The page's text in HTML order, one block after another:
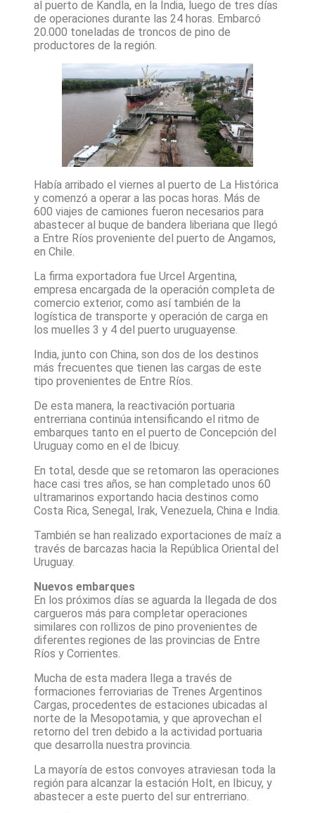
al puerto de Kandla, en la India, luego de tres días
de operaciones durante las 24 horas. Embarcó
20.000 toneladas de troncos de pino de
productores de la región.
Había arribado el viernes al puerto de La Histórica
y comenzó a operar a las pocas horas. Más de
600 viajes de camiones fueron necesarios para
abastecer al buque de bandera liberiana que llegó
a Entre Ríos proveniente del puerto de Angamos,
en Chile.
La firma exportadora fue Urcel Argentina,
empresa encargada de la operación completa de
comercio exterior, como así también de la
logística de transporte y operación de carga en
los muelles 3 y 4 del puerto uruguayense.
India, junto con China, son dos de los destinos
más frecuentes que tienen las cargas de este
tipo provenientes de Entre Ríos.
De esta manera, la reactivación portuaria
entrerriana continúa intensificando el ritmo de
embarques tanto en el puerto de Concepción del
Uruguay como en el de Ibicuy.
En total, desde que se retomaron las operaciones
hace casi tres años, se han completado unos 60
ultramarinos exportando hacia destinos como
Costa Rica, Senegal, Irak, Venezuela, China e India.
También se han realizado exportaciones de maíz a
través de barcazas hacia la República Oriental del
Uruguay.
Nuevos embarques
En los próximos días se aguarda la llegada de dos
cargueros más para completar operaciones
similares con rollizos de pino provenientes de
diferentes regiones de las provincias de Entre
Ríos y Corrientes.
Mucha de esta madera llega a través de
formaciones ferroviarias de Trenes Argentinos
Cargas, procedentes de estaciones ubicadas al
norte de la Mesopotamia, y que aprovechan el
retorno del tren debido a la actividad portuaria
que desarrolla nuestra provincia.
La mayoría de estos convoyes atraviesan toda la
región para alcanzar la estación Holt, en Ibicuy, y
abastecer a este puerto del sur entrerriano.